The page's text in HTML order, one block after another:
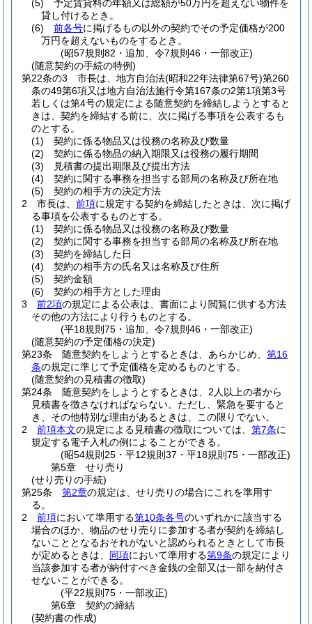
(5)
予定賃貸料の年額又は総額が50万円を超えない物件を
貸し付けるとき。
(6)
前各号に掲げるもの以外の契約でその予定価格が200
万円を超えないものをするとき。
(昭57規則82・追加、令7規則46・一部改正)
(随意契約の手続の特例)
第22条の3
市長は、地方自治法(昭和22年法律第67号)第260
条の49第6項又は地方自治法施行令第167条の2第1項第3号
若しくは第4号の規定による随意契約を締結しようとすると
きは、契約を締結する前に、次に掲げる事項を公表するも
のとする。
(1)
契約に係る物品又は役務の名称及び数量
(2)
契約に係る物品の納入期限又は役務の履行期間
(3)
見積書の提出期限及び提出方法
(4)
契約に関する事務を担当する部局の名称及び所在地
(5)
契約の相手方の決定方法
2
市長は、 前項に規定する契約を締結したときは、次に掲げ
る事項を公表するものとする。
(1)
契約に係る物品又は役務の名称及び数量
(2)
契約に関する事務を担当する部局の名称及び所在地
(3)
契約を締結した日
(4)
契約の相手方の氏名又は名称及び住所
(5)
契約金額
(6)
契約の相手方とした理由
3
前2項の規定による公表は、書面により閲覧に供する方法
その他の方法により行うものとする。
(平18規則75・追加、令7規則46・一部改正)
(随意契約の予定価格の決定)
第23条
随意契約をしようとするときは、あらかじめ、 第16
条の規定に準じて予定価格を定めるものとする。
(随意契約の見積書の徴取)
第24条
随意契約をしようとするときは、2人以上の者から
見積書を徴さなければならない。 ただし、緊急を要すると
き、その他特別な理由があるときは、この限りでない。
2
前項本文の規定による見積書の徴取については、 第7条に
規定する電子入札の例によることができる。
(昭54規則25・平12規則37・平18規則75・一部改正)
第5章
せり売り
(せり売りの手続)
第25条
第2章の規定は、せり売りの場合にこれを準用す
る。
2
前項において準用する第10条各号のいずれかに該当する
場合のほか、物品のせり売りに参加する者が契約を締結し
ないこととなるおそれがないと認められるときとして市長
が定めるときは、 同項において準用する第9条の規定により
当該参加する者が納付すべき金銭の全部又は一部を納付さ
せないことができる。
(平22規則75・一部改正)
第6章
契約の締結
(契約書の作成)